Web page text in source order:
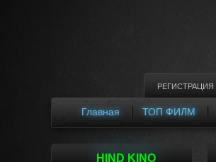
РЕГИСТРАЦИЯ
ТОП ФИЛМ
Главная
HIND KINO